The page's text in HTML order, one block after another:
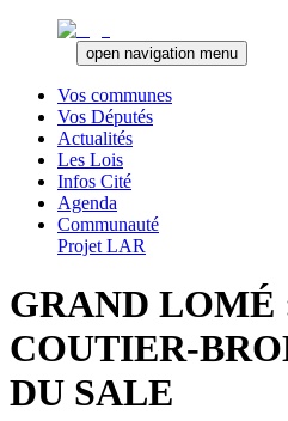
open navigation menu
Vos communes
Vos Députés
Actualités
Les Lois
Infos Cité
Agenda
Communauté
Projet LAR
GRAND LOMÉ
COUTIER-
DU SALE